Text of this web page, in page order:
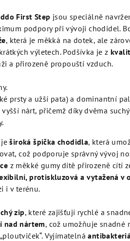
First Step jsou speciálně
podpory při vývoji chodidel.
, která je měkká na dotek, ale
výletech. Podšívka je z
a přirozeně propouští vzduch.
prsty a užší pata) a dominantní
nárt, přičemž díky dvěma
je široká špička chodidla, která
což podporuje správný vývoj
z měkké gumy dítě přirozeně cítí
protiskluzová a vytažená v
i v terénu.
zip, které zajišťují rychlé a
nad nártem, což umožňuje snadné
Vyjímatelná